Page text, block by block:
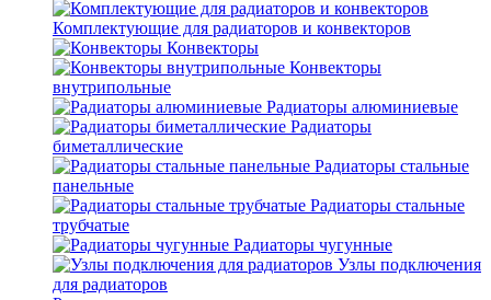
Комплектующие для радиаторов и конвекторов
Конвекторы
Конвекторы
внутрипольные
Радиаторы алюминиевые
Радиаторы
биметаллические
Радиаторы стальные
панельные
Радиаторы стальные
трубчатые
Радиаторы чугунные
Узлы подключения
для радиаторов